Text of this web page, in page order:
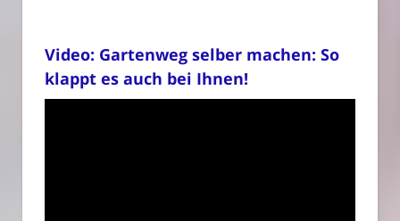
Video: Gartenweg selber machen: So
klappt es auch bei Ihnen!